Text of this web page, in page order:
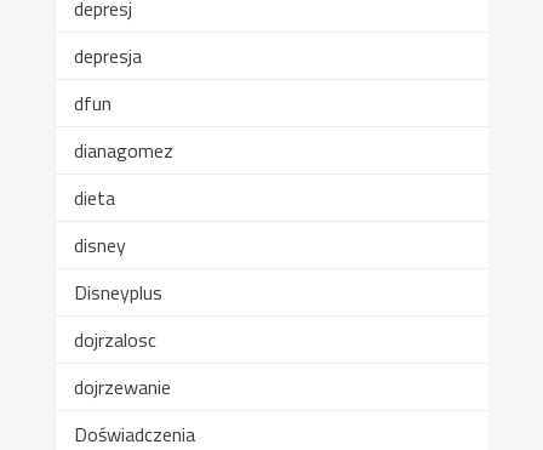
depresj
depresja
dfun
dianagomez
dieta
disney
Disneyplus
dojrzalosc
dojrzewanie
Doświadczenia